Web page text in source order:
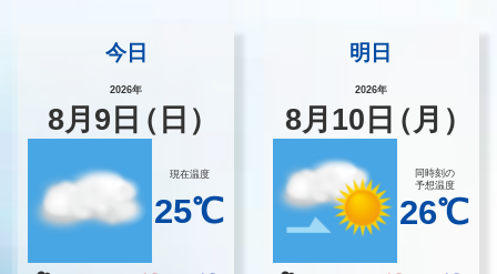
今日
2026年
8月 9 日（日）
現在温度
25℃
明日
2026年
8月 10 日（月）
同時刻の
予想温度
26℃